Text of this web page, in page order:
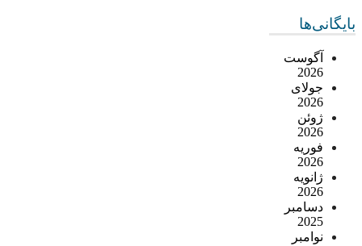
بایگانی‌ها
آگوست
2026
جولای
2026
ژوئن
2026
فوریه
2026
ژانویه
2026
دسامبر
2025
نوامبر